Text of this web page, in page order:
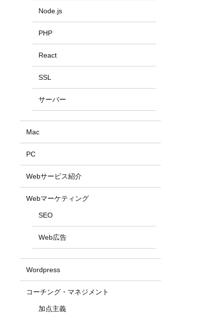
Node.js
PHP
React
SSL
サーバー
Mac
PC
Webサービス紹介
Webマーケティング
SEO
Web広告
Wordpress
コーチング・マネジメント
加点主義